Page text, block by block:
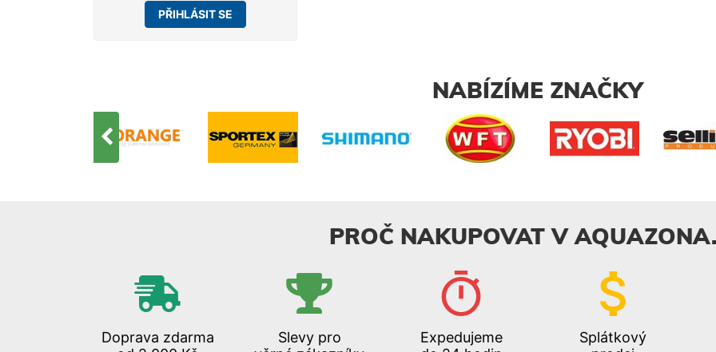
PŘIHLÁSIT SE
NABÍZÍME ZNAČKY
PROČ NAKUPOVAT V
Doprava zdarma
Slevy pro
Expedujeme
Splátkový